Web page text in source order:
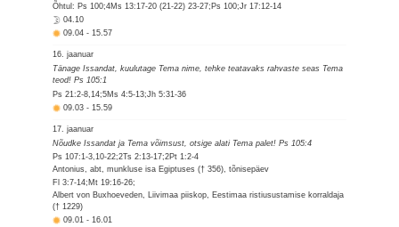
Õhtul: Ps 100;4Ms 13:17-20 (21-22) 23-27;Ps 100;Jr 17:12-14
04.10
09.04-15.57
16. jaanuar
Tänage Issandat, kuulutage Tema nime, tehke teatavaks rahvaste seas Tema
teod! Ps 105:1
Ps 21:2-8,14;5Ms 4:5-13;Jh 5:31-36
09.03-15.59
17. jaanuar
Nõudke Issandat ja Tema võimsust, otsige alati Tema palet! Ps 105:4
Ps 107:1-3,10-22;2Ts 2:13-17;2Pt 1:2-4
Antonius, abt, munkluse isa Egiptuses († 356), tõnisepäev
Fl 3:7-14;Mt 19:16-26;
Albert von Buxhoeveden, Liivimaa piiskop, Eestimaa ristiusustamise korraldaja
(† 1229)
09.01- 16.01